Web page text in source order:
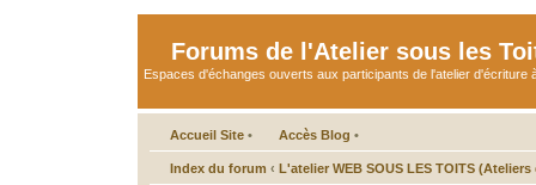
Forums de l'Atelier sous les
Espaces d'échanges ouverts aux participants de l'atelier d'écriture
Accueil Site • Accès Blog •
Index du forum ‹ L'atelier WEB SOUS LES TOITS